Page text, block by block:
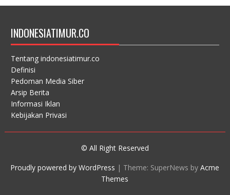
INDONESIATIMUR.CO
Tentang indonesiatimur.co
Definisi
Pedoman Media Siber
Arsip Berita
Informasi Iklan
Kebijakan Privasi
© All Right Reserved
Proudly powered by WordPress | Theme: SuperNews byAcme
Themes